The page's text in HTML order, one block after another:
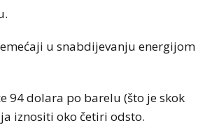
u snabdijevanju energijom
94 dolara po barelu (što je skok
iznositi oko četiri odsto.